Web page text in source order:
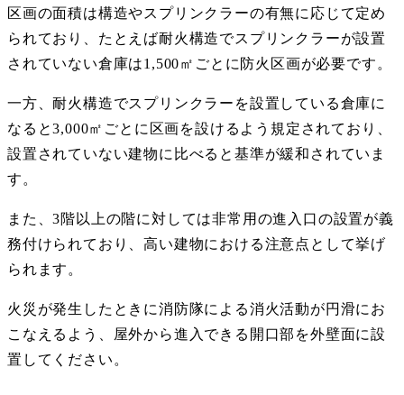
区画の面積は構造やスプリンクラーの有無に応じて定め
られており、たとえば耐火構造でスプリンクラーが設置
されていない倉庫は1,500㎡ごとに防火区画が必要です。
一方、耐火構造でスプリンクラーを設置している倉庫に
なると3,000㎡ごとに区画を設けるよう規定されており、
設置されていない建物に比べると基準が緩和されていま
す。
また、3階以上の階に対しては非常用の進入口の設置が義
務付けられており、高い建物における注意点として挙げ
られます。
火災が発生したときに消防隊による消火活動が円滑にお
こなえるよう、屋外から進入できる開口部を外壁面に設
置してください。